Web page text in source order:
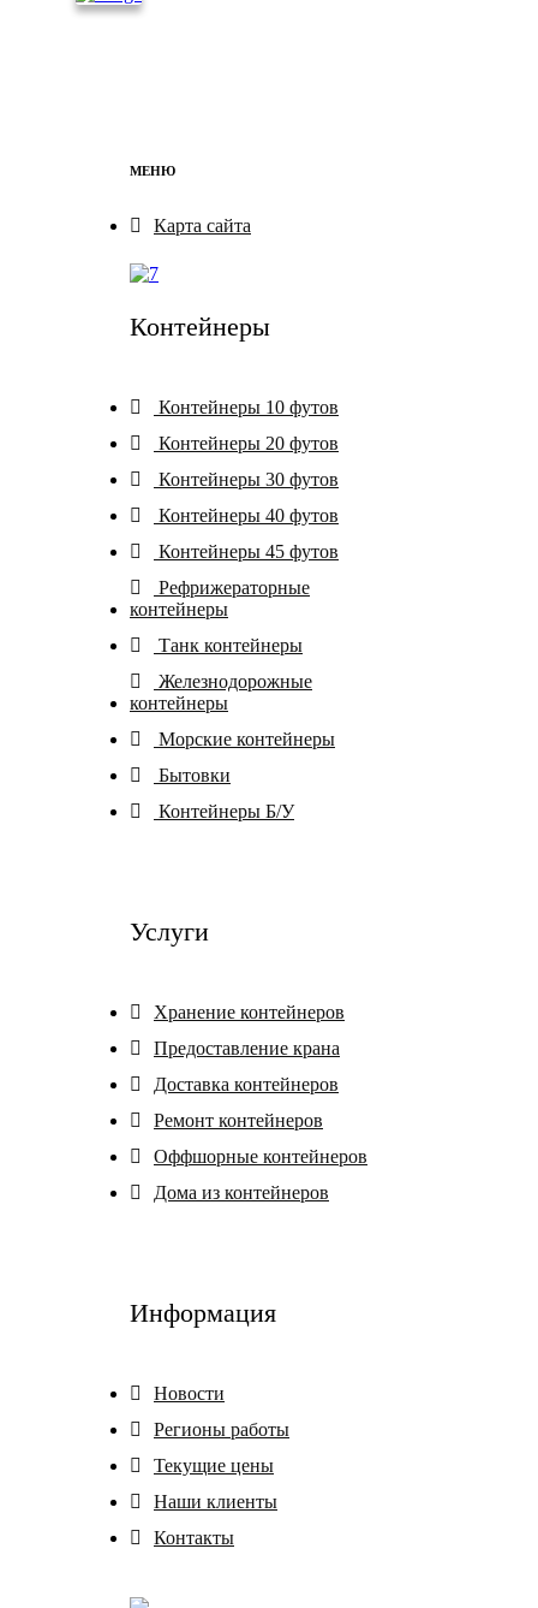
МЕНЮ
Карта сайта
Контейнеры
Контейнеры 10 футов
Контейнеры 20 футов
Контейнеры 30 футов
Контейнеры 40 футов
Контейнеры 45 футов
Рефрижераторные
контейнеры
Танк контейнеры
Железнодорожные
контейнеры
Морские контейнеры
Бытовки
Контейнеры Б/У
Услуги
Хранение контейнеров
Предоставление крана
Доставка контейнеров
Ремонт контейнеров
Оффшорные контейнеров
Дома из контейнеров
Информация
Новости
Регионы работы
Текущие цены
Наши клиенты
Контакты